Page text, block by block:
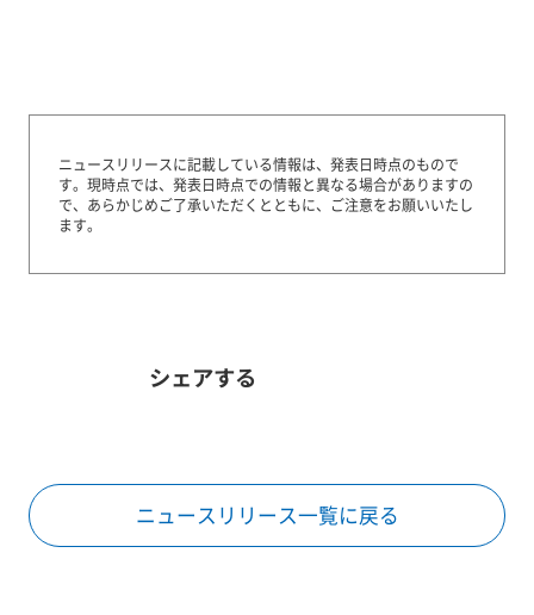
ニュースリリースに記載している情報は、発表日時点のもので
す。 現時点では、発表日時点での情報と異なる場合がありますの
で、あらかじめご了承いただくとともに、ご注意をお願いいたし
ます。
シェアする
ニュースリリース一覧に戻る